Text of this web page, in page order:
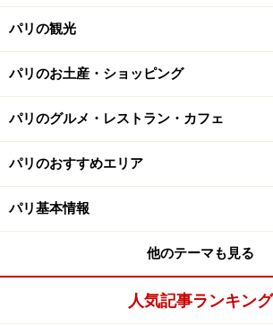
映画「アメリ」ゆかりのスポ
映画「アメリ」（画像はAmazonより
http://amzn.asia/fSd9dD7
フランス人にはもちろんのこと、日本
ランス映画「アメリ」。初上映から20
もその人気は衰えることがなく、ロ
パリの観光
パリのお土産・ショッピング
パリのグルメ・レストラン・カフェ
パリのおすすめエリア
パリ基本情報
他のテーマも見る
人気記事ランキング